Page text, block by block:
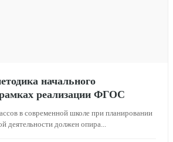
начального
реализации ФГОС
в современной школе при планировании
деятельности должен опира...